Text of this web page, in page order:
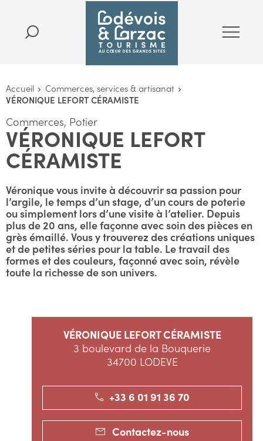
Accueil
Commerces, services & artisanat
VÉRONIQUE LEFORT CÉRAMISTE
Commerces, Potier
VÉRONIQUE LEFORT
CÉRAMISTE
Véronique vous invite à découvrir sa passion pour
l’argile, le temps d’un stage, d’un cours de poterie
ou simplement lors d’une visite à l’atelier. Depuis
plus de 20 ans, elle façonne avec soin des pièces en
grès émaillé. Vous y trouverez des créations uniques
et de petites séries pour la table. Le travail des
formes et des couleurs, façonné avec soin, révèle
toute la richesse de son univers.
VÉRONIQUE LEFORT CÉRAMISTE
3 boulevard de la Bouquerie
34700 LODEVE
+33 6 01 91 36 70
Contactez-nous